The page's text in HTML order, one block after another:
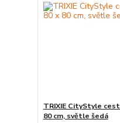
TRIXIE CityStyle
80 cm, světle šedá